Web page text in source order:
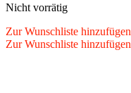
Nicht vorrätig
Zur Wunschliste hinzufügen
Zur Wunschliste hinzufügen